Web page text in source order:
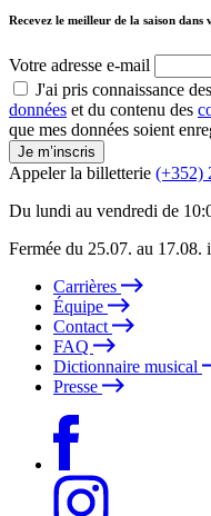
Recevez le meilleur de la saison
Votre adresse e-mail
J'ai pris connaissance
données et du contenu des
que mes données soient
Je m’inscris
Appeler la billetterie (+352)
Du lundi au vendredi de
Fermée du 25.07. au 17.08.
Carrières
Équipe
Contact
FAQ
Dictionnaire musical
Presse